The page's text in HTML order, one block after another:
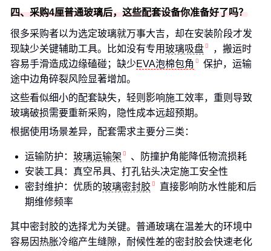
四、采购4厘普通玻璃后，这些配套设备你准备好了吗？
很多采购者以为选定玻璃就万事大吉，却在安装阶段才发
现缺少关键辅助工具。比如没有专用玻璃吸盘
，搬运时
容易手滑造成边缘磕碰；缺少EVA泡棉包角
保护，运输
途中边角碎裂风险显著增加。
这些看似细小的配套缺失，轻则影响施工效率，重则导致
玻璃破损需要重新采购，隐性成本远超预期。
根据使用场景差异，配套需求主要分三类：
运输防护： 玻璃运输架
、防撞护角能降低物流损耗
安装工具：真空吊具、打孔钻头决定施工安全性
密封维护：优质的玻璃密封胶
直接影响防水性能和后
期维修频率
其中密封胶的选择尤为关键。普通玻璃在温差大的环境中
容易因热胀冷缩产生缝隙，耐候性差的密封胶会快速老化